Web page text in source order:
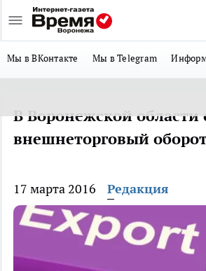
Мы в ВКонтакте Мы в Telegram
В Воронежской области
внешнеторговый
17 марта 2016 Редакция